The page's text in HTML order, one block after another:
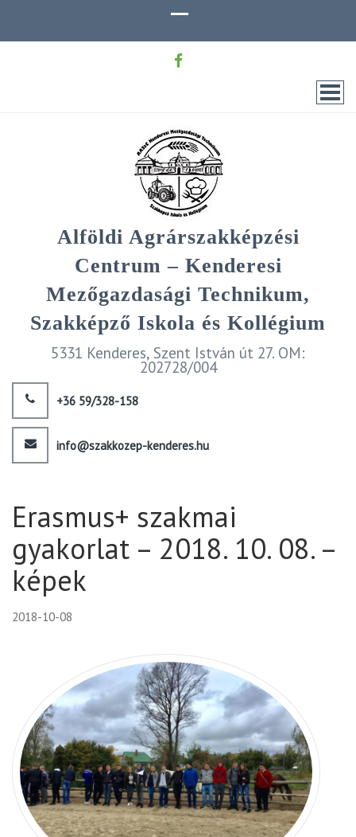
Alföldi Agrárszakképzési
Centrum – Kenderesi
Mezőgazdasági Technikum,
Szakképző Iskola és Kollégium
5331 Kenderes, Szent István út 27. OM:
202728/004
+36 59/328-158
info@szakkozep-kenderes.hu
Erasmus+ szakmai
gyakorlat – 2018. 10. 08. –
képek
2018-10-08